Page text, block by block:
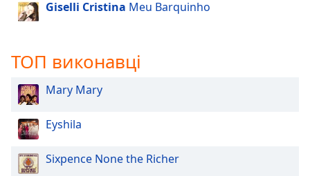
dialog
and
close
window.
Text
Giselli Cristina Meu Barquinho
ТОП виконавці
Mary Mary
Eyshila
Sixpence None the Richer